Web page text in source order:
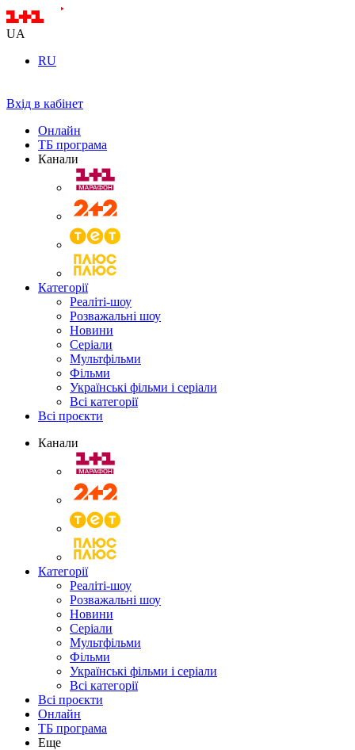
UA
RU
Вхід в кабінет
Онлайн
ТБ програма
Канали
Категорії
Реаліті-шоу
Розважальні шоу
Новини
Серіали
Мультфільми
Фільми
Українські фільми і серіали
Всі категорії
Всі проєкти
Канали
Категорії
Реаліті-шоу
Розважальні шоу
Новини
Серіали
Мультфільми
Фільми
Українські фільми і серіали
Всі категорії
Всі проєкти
Онлайн
ТБ програма
Еще